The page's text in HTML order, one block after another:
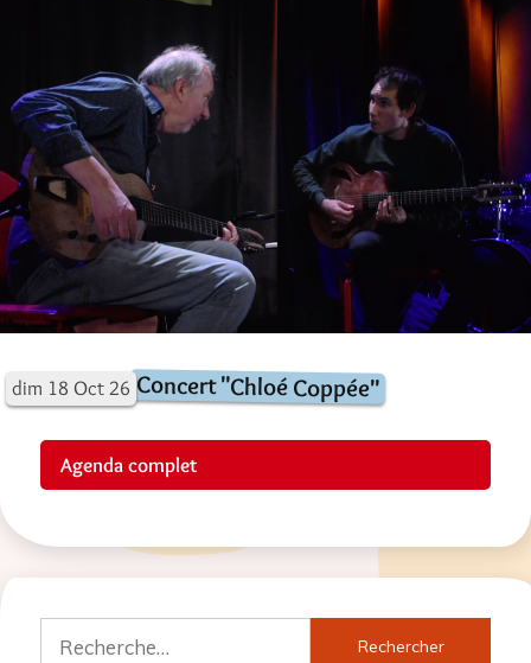
dim 18 Oct 26 Concert "Chloé Coppée"
Agenda complet